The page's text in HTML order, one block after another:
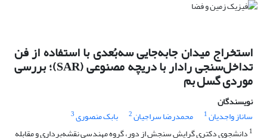
استخراج میدان جابه‌جایی سه‌بُعدی با استفاده از فن
تداخل‌سنجی رادار با دریچه مصنوعی (SAR)؛ بررسی
موردی گسل بم
نویسندگان
ساناز واجدیان1 محمدرضا سراجیان2 بابک منصوری3
1 دانشجوی دکتری گرایش سنجش از دور، گروه مهندسی نقشه‌برداری و مقابله